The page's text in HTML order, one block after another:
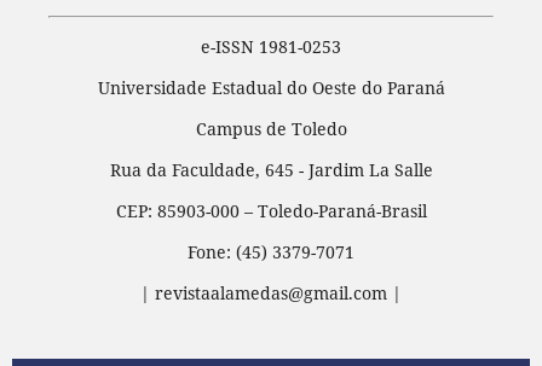
e-ISSN 1981-0253
Universidade Estadual do Oeste do Paraná
Campus de Toledo
Rua da Faculdade, 645 - Jardim La Salle
CEP: 85903-000 – Toledo-Paraná-Brasil
Fone: (45) 3379-7071
| revistaalamedas@gmail.com |